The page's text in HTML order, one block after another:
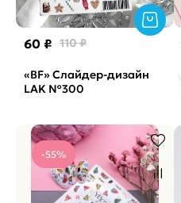
60 ₽ 110 ₽
«BF» Слайдер-дизайн
LAK №300
-55%